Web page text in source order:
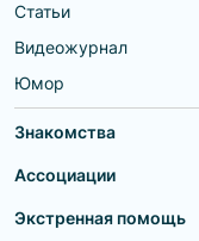
Статьи
Видеожурнал
Юмор
Знакомства
Ассоциации
Экстренная помощь